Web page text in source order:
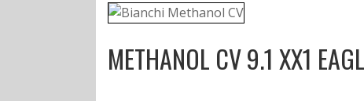
METHANOL CV 9.1 XX1